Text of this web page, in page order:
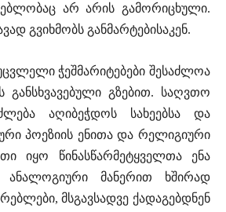
არ არის გამორიცხული.
გვიხმობს განმარტებისაკენ.
ჭეშმარიტებები შესაძლოა
განსხვავებული გზებით. საღვთო
აღიბეჭდოს სახეებსა და
პოეზიის ენითა და რელიგიური
იყო წინასწარმეტყველთა ენა
ანალოგიური მანერით ხშირად
მსგავსადვე ქადაგებდნენ